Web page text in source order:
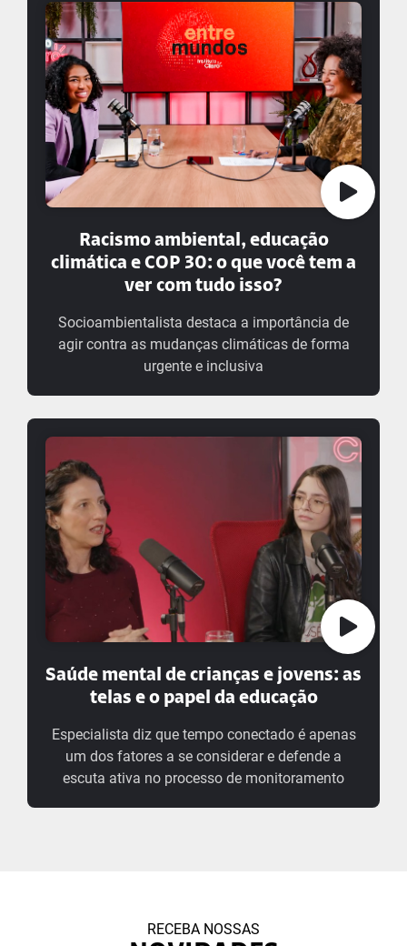
Racismo ambiental, educação
climática e COP 30: o que você tem a
ver com tudo isso?
Socioambientalista destaca a importância de
agir contra as mudanças climáticas de forma
urgente e inclusiva
Saúde mental de crianças e jovens: as
telas e o papel da educação
Especialista diz que tempo conectado é apenas
um dos fatores a se considerar e defende a
escuta ativa no processo de monitoramento
RECEBA NOSSAS